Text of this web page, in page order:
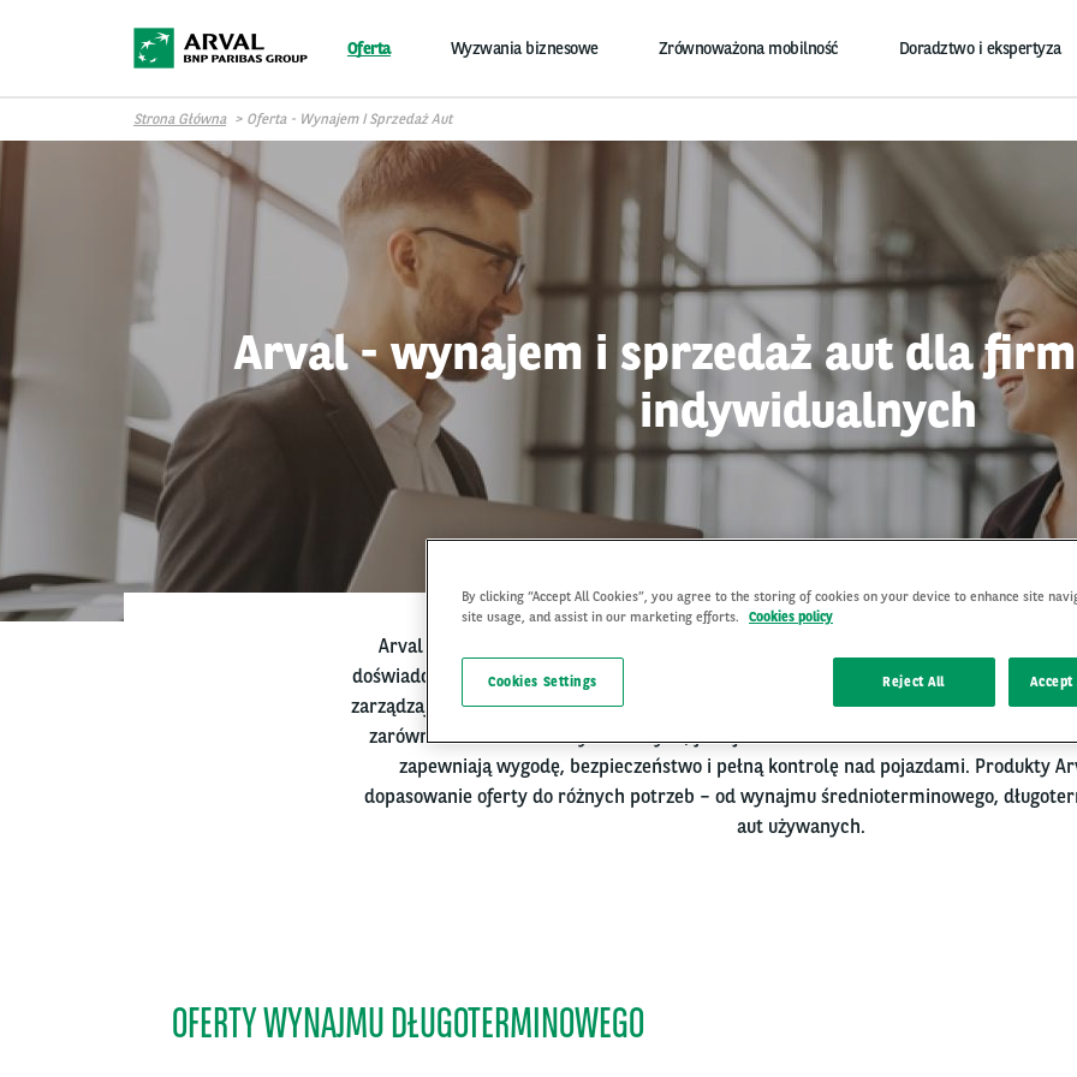
Oferta Wyzwania biznesowe Zrównoważona mobilność Doradztwo i ekspertyza
Strona Główna Oferta - Wynajem I Sprzedaż Aut
Arval - wynajem i sprzedaż aut dla
indywidualnych
Arval to lider wynajmu i zarządzania flotą samochodową w Polsce. Siła firmy
doświadczeniu - jako spółka grupy BNP Paribas, Arval jest kluczowym graczem na
zarządzając flotą ponad 1,7 miliona samochodów na całym świecie. Firma oferuje
zarówno dla klientów indywidualnych, jak i firm. Wieloletnie doświadczenie oraz
zapewniają wygodę, bezpieczeństwo i pełną kontrolę nad pojazdami. Produkty
dopasowanie oferty do różnych potrzeb – od wynajmu średnioterminowego,
aut używanych.
OFERTY WYNAJMU DŁUGOTERMINOWEGO
By clicking “Accept All Cookies”, you agree to the storing of cookies on your device to enhance site
site usage, and assist in our marketing efforts.
Cookies policy
Cookies Settings Reject All Accept